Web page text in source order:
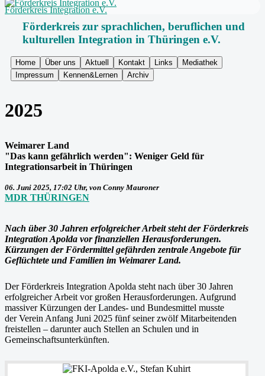
Förderkreis Integration e.V.
Förderkreis zur sprachlichen, beruflichen und
kulturellen Integration in Thüringen e.V.
Home Über uns Aktuell Kontakt Links
Mediathek
Impressum
Kennen&Lernen Archiv
2025
Weimarer Land
"Das kann gefährlich werden": Weniger Geld für
Integrationsarbeit in Thüringen
06. Juni 2025, 17:02 Uhr, von Conny Mauroner
MDR THÜRINGEN
Nach über 30 Jahren erfolgreicher Arbeit steht der Förderkreis
Integration Apolda vor finanziellen Herausforderungen.
Kürzungen der Fördermittel gefährden zentrale Angebote für
Geflüchtete und Familien im Weimarer Land.
Der Förderkreis Integration Apolda steht nach über 30 Jahren
erfolgreicher Arbeit vor großen Herausforderungen. Aufgrund
massiver Kürzungen der Landes- und Bundesmittel musste
der Verein Anfang Juni 2025 fünf seiner zwölf Mitarbeitenden
freistellen – darunter auch Stellen an Schulen und in
Gemeinschaftsunterkünften.